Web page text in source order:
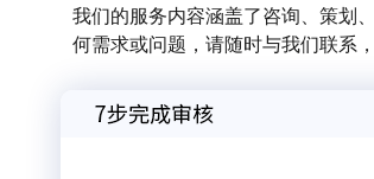
我们的服务内容涵盖了咨询、策划
何需求或问题，请随时与我们联系